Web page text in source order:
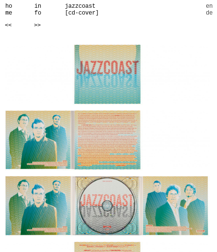
in
fo
en
de
ho
me
>>
<<
jazzcoast
[cd-cover]